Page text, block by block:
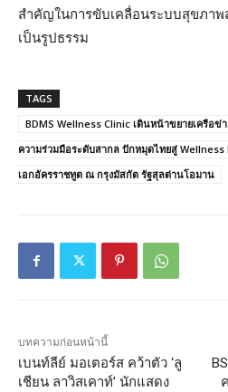
สำคัญในการขับเคลื่อนระบบสุขภา
เป็นรูปธรรม
TAGS
BDMS Wellness Clinic เดินหน้าขยายเครือข่
ความร่วมมือระดับสากล ปักหมุดไทยสู่
เอกอัครราชทูต ณ กรุงมัสกัต รัฐสุลต่านโอมาน
บทความก่อนหน้านี้
เบนท์ลีย์ มอเตอร์ส คว้าตัว ‘ลู
เชียน ลาวิสเคาท์’ นักแสดง